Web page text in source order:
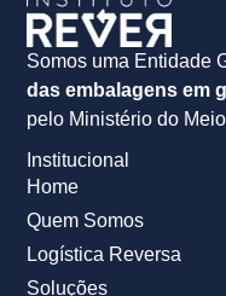
Somos uma Entidade
das embalagens em
pelo Ministério do
Institucional
Home
Quem Somos
Logística Reversa
Soluções